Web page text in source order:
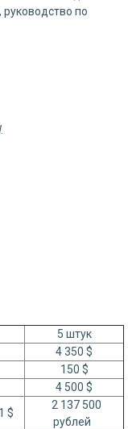
по
5 штук
4 350 $
150 $
4 500 $
$
2 137 500
рублей